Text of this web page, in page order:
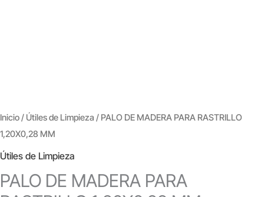
Inicio/ Útiles de Limpieza / PALO DE MADERA PARA RASTRILLO
1,20X0,28 MM
Útiles de Limpieza
PALO DE MADERA PARA